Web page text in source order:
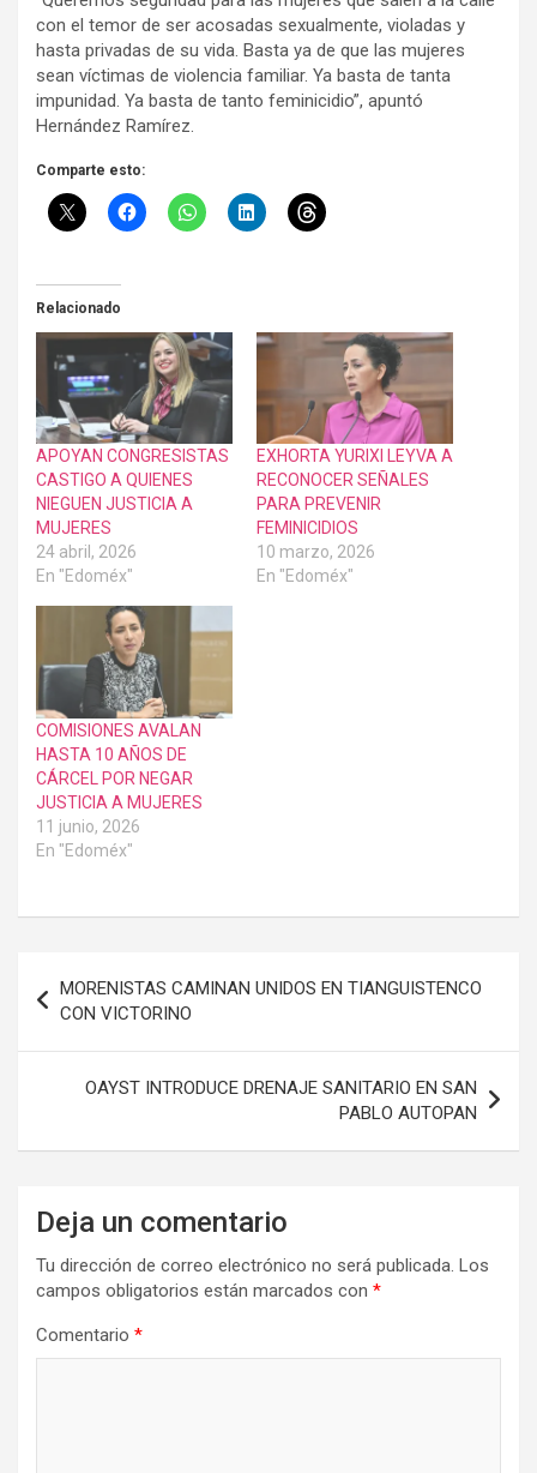
con el temor de ser acosadas sexualmente, violadas y
hasta privadas de su vida. Basta ya de que las mujeres
sean víctimas de violencia familiar. Ya basta de tanta
impunidad. Ya basta de tanto feminicidio”, apuntó
Hernández Ramírez.
Comparte esto:
Relacionado
APOYAN CONGRESISTAS
CASTIGO A QUIENES
NIEGUEN JUSTICIA A
MUJERES
24 abril, 2026
En "Edoméx"
EXHORTA YURIXI LEYVA A
RECONOCER SEÑALES
PARA PREVENIR
FEMINICIDIOS
10 marzo, 2026
En "Edoméx"
COMISIONES AVALAN
HASTA 10 AÑOS DE
CÁRCEL POR NEGAR
JUSTICIA A MUJERES
11 junio, 2026
En "Edoméx"
de
entradas
MORENISTAS CAMINAN UNIDOS EN TIANGUISTENCO
CON VICTORINO
OAYST INTRODUCE DRENAJE SANITARIO EN SAN
PABLO AUTOPAN
Deja un comentario
Tu dirección de correo electrónico no será publicada. Los
campos obligatorios están marcados con *
Comentario *